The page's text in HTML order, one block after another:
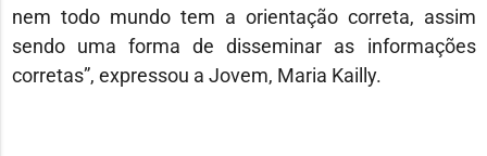
nem todo mundo tem a orientação correta, assim
sendo uma forma de disseminar as informações
corretas”, expressou a Jovem, Maria Kailly.